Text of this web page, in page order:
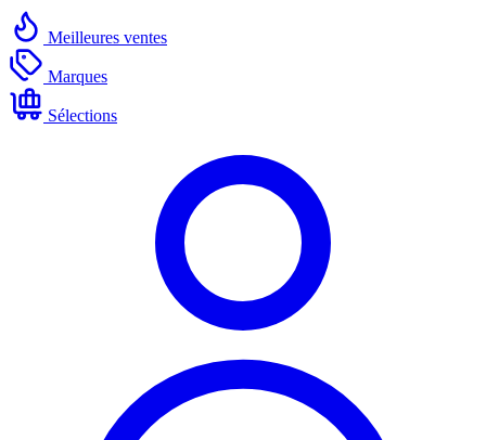
Meilleures ventes
Marques
Sélections